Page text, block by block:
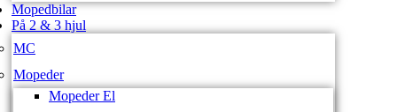
Mopedbilar
På 2 & 3 hjul
MC
Mopeder
Mopeder El